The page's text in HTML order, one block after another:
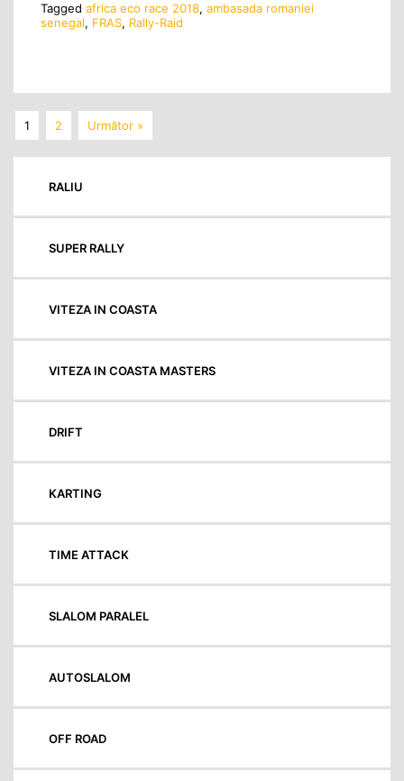
Tagged africa eco race 2018, ambasada romaniei
senegal, FRAS, Rally-Raid
1 2 Următor »
RALIU
SUPER RALLY
VITEZA IN COASTA
VITEZA IN COASTA MASTERS
DRIFT
KARTING
TIME ATTACK
SLALOM PARALEL
AUTOSLALOM
OFF ROAD